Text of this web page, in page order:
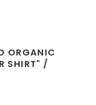
ORGANIC
SHIRT" /